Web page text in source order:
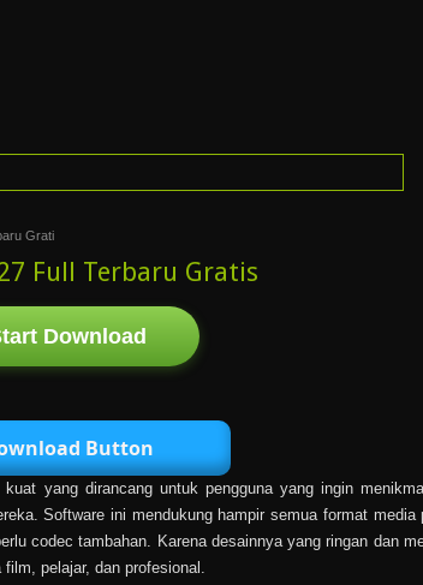
Grati
Full Terbaru Gratis
Download
Button
yang dirancang untuk pengguna yang ingin
Software ini mendukung hampir semua format media
codec tambahan. Karena desainnya yang ringan dan
pelajar, dan profesional.